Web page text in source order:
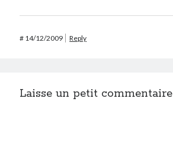
# 14/12/2009 Reply
Laisse un petit commentaire